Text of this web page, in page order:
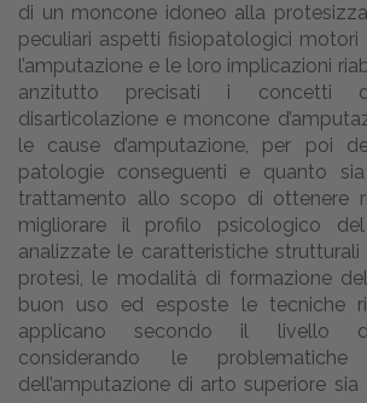
di un moncone idoneo alla
peculiari aspetti fisiopatologici
l’amputazione e le loro implicazioni
anzitutto precisati i concetti di
disarticolazione e moncone
le cause d’amputazione, per poi
patologie conseguenti e quanto
trattamento allo scopo di ottenere
migliorare il profilo psicologico
analizzate le caratteristiche
protesi, le modalità di formazione
buon uso ed esposte le tecniche
applicano secondo il livello di
considerando le
dell’amputazione di arto superiore